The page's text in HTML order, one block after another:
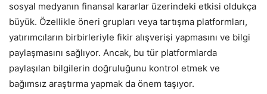
sosyal medyanın finansal kararlar üzerindeki etkisi oldukça
büyük. Özellikle öneri grupları veya tartışma platformları,
yatırımcıların birbirleriyle fikir alışverişi yapmasını ve bilgi
paylaşmasını sağlıyor. Ancak, bu tür platformlarda
paylaşılan bilgilerin doğruluğunu kontrol etmek ve
bağımsız araştırma yapmak da önem taşıyor.